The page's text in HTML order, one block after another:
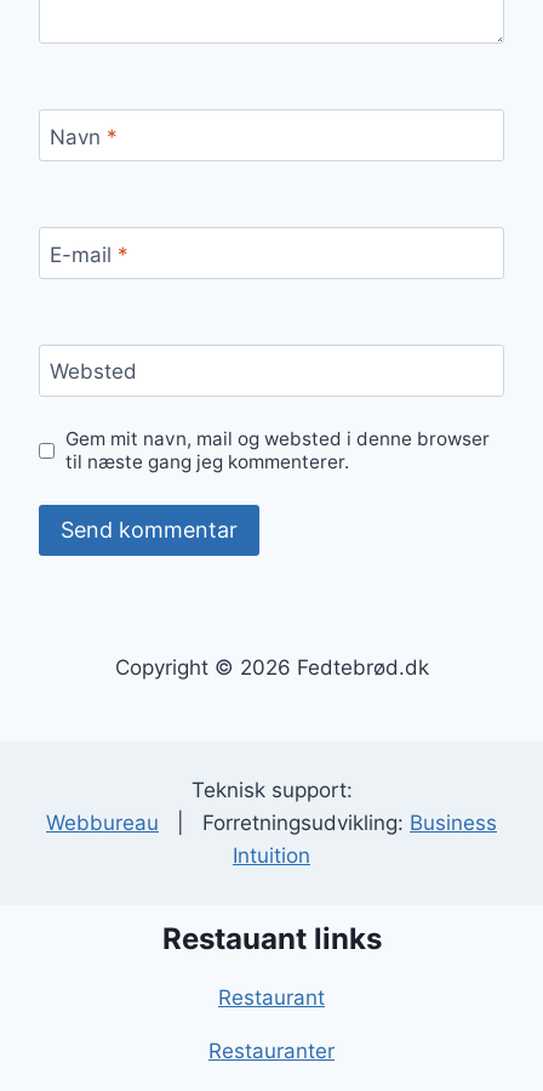
Navn *
E-mail *
Websted
Gem mit navn, mail og websted i denne browser
til næste gang jeg kommenterer.
Copyright © 2026 Fedtebrød.dk
Teknisk support:
Webbureau | Forretningsudvikling: Business
Intuition
Restauant links
Restaurant
Restauranter